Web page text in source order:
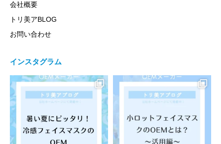
会社概要
トリ美アBLOG
お問い合わせ
インスタグラム